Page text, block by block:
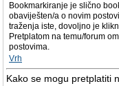
Bookmarkiranje je slično
obaviješten/a o novim
traženja iste, dovoljno je
Pretplatom na temu/forum
postovima.
Vrh
Kako se mogu pretplatiti